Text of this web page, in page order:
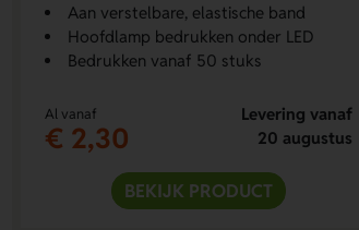
Aan verstelbare, elastische band
Hoofdlamp bedrukken onder LED
Bedrukken vanaf 50 stuks
Al vanaf
€ 2,30
Levering vanaf
20 augustus
BEKIJK PRODUCT